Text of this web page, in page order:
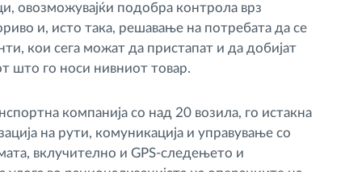
овозможувајќи подобра контрола врз
и, исто така, решавање на потребата да се
кои сега можат да пристапат и да добијат
што го носи нивниот товар.
компанија со над 20 возила, го истакна
на рути, комуникација и управување со
вклучително и GPS-следењето и